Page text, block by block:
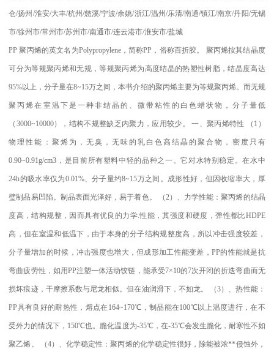
仓/扬州 /淮安/大丰/杭州/慈溪/宁波/余姚/浙江/温州 /乐清/南通/镇江/南京/丹阳/无锡
市/徐州市/常州市/苏州市/南通市/连云港市/淮安市/盐城
PP聚丙烯的英文名为Polypropylene，简称PP ，俗称百折胶。 聚丙烯按其结晶度
可分为等规聚丙烯和无规，等规聚丙烯为高度结晶的热塑性树脂，结晶度高达
95%以上，分子量在8~15万之间，本书介绍的聚丙烯主要为等规聚丙烯。而无规
聚丙烯在室温下是一种非结晶的、微带粘性的白色蜡状物，分子量低
（ 3000~10000），结构不规整缺乏内聚力，应用较少。一、聚丙烯特性 （ 1 ）
物理性能：聚烯为，无臭，无味的乳白色高结晶的聚合物，密度只有
0.90~0.91g/cm3 ，是目前所有塑料中轻的品种之一。它对水特别稳定。在水中
24h的吸水率仅为0.01%、分子量约8~15万之间。成形性好，但因收缩率大，厚
璧制品易凹陷。制品表面光泽好，易于着色。 （2）、力学性能：聚丙烯的结晶
度高，结构规整，因而具有优良的力学. 性能，其强度和硬度，弹性都比HDPE
高，但在室温和低温下，由于本身的分子结构规整度高，所以冲击强度较差，
分子量增加的时候，冲击强度也增大，但成形加工性能变差， PP的性能就是抗
弯曲疲劳性，如用PP注塑一体活动铰链，能承受7×10的7次开闭的折迭弯曲而无
损坏痕迹，干摩擦系数与尼龙相似。但在油润滑下，不如龙。 （3）、热性能：
PP具有良好的耐热性，熔点在164~170℃ ，制品能在100℃以上温度进行，在不
受外力的情况下， 150℃也。脆化温度为-35℃，在-35℃会发生脆化，耐寒性不如
聚乙烯。 （4）、化学稳定性：聚丙烯的化学稳定性很好，除能被浓**侵蚀外，